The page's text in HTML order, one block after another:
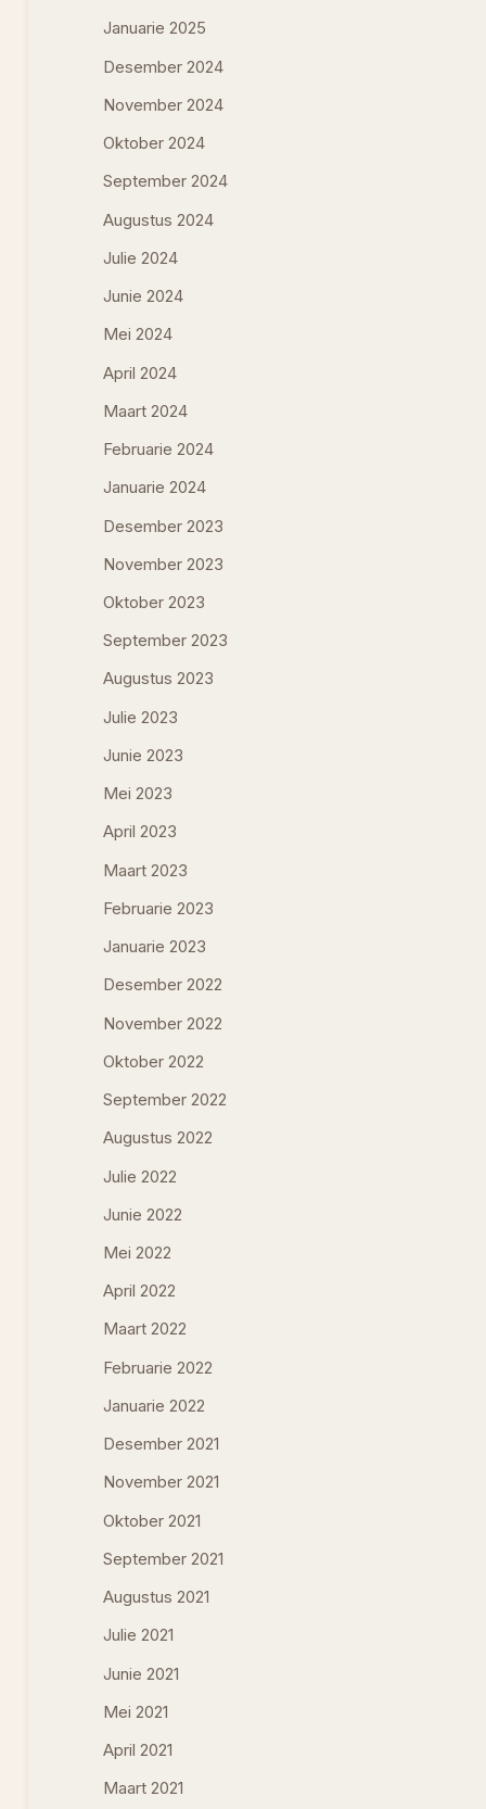
Januarie 2025
Desember 2024
November 2024
Oktober 2024
September 2024
Augustus 2024
Julie 2024
Junie 2024
Mei 2024
April 2024
Maart 2024
Februarie 2024
Januarie 2024
Desember 2023
November 2023
Oktober 2023
September 2023
Augustus 2023
Julie 2023
Junie 2023
Mei 2023
April 2023
Maart 2023
Februarie 2023
Januarie 2023
Desember 2022
November 2022
Oktober 2022
September 2022
Augustus 2022
Julie 2022
Junie 2022
Mei 2022
April 2022
Maart 2022
Februarie 2022
Januarie 2022
Desember 2021
November 2021
Oktober 2021
September 2021
Augustus 2021
Julie 2021
Junie 2021
Mei 2021
April 2021
Maart 2021